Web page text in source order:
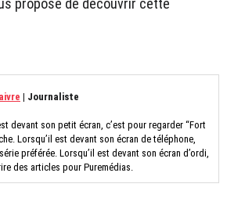
propose de découvrir cette
| Journaliste
devant son petit écran, c’est pour regarder “Fort
Lorsqu’il est devant son écran de téléphone,
préférée. Lorsqu’il est devant son écran d’ordi,
des articles pour Puremédias.